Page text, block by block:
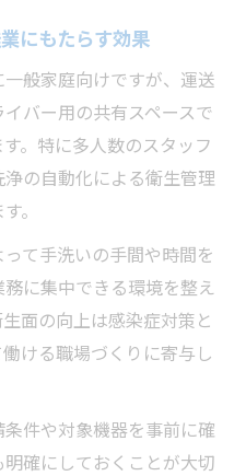
にもたらす効果
般家庭向けですが、運送
バー用の共有スペースで
。特に多人数のスタッフ
の自動化による衛生管理
。
て手洗いの手間や時間を
に集中できる環境を整え
面の向上は感染症対策と
ける職場づくりに寄与し
件や対象機器を事前に確
確にしておくことが大切